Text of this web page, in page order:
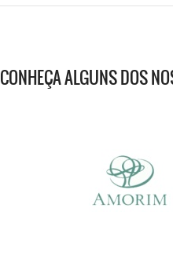
CONHEÇA ALGUNS DOS